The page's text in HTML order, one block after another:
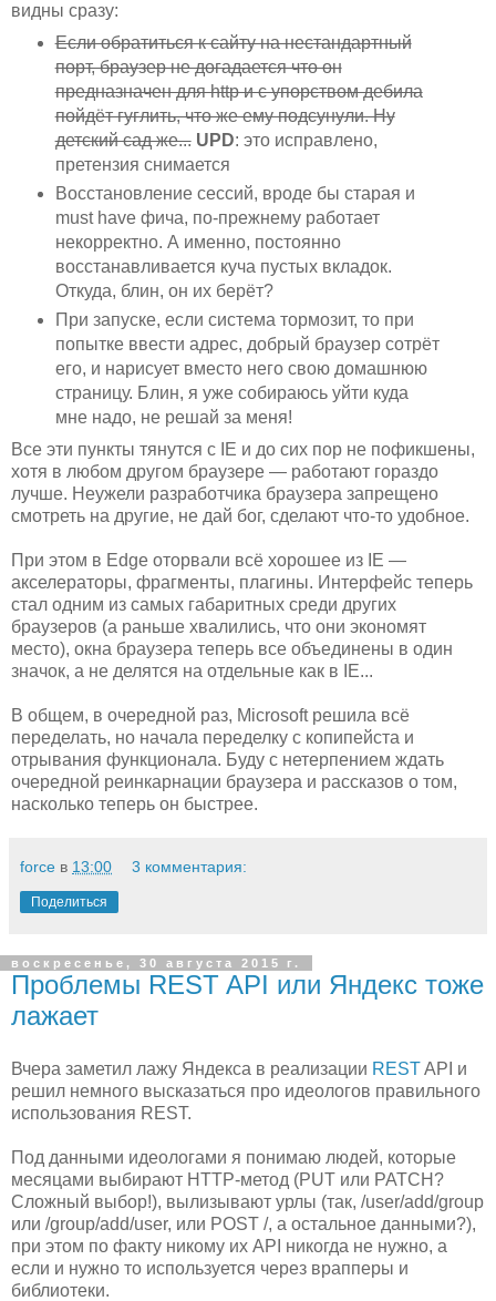
видны сразу:
Если обратиться к сайту на нестандартный
порт, браузер не догадается что он
предназначен для http и с упорством дебила
пойдёт гуглить, что же ему подсунули. Ну
детский сад же... UPD: это исправлено,
претензия снимается
Восстановление сессий, вроде бы старая и
must have фича, по-прежнему работает
некорректно. А именно, постоянно
восстанавливается куча пустых вкладок.
Откуда, блин, он их берёт?
При запуске, если система тормозит, то при
попытке ввести адрес, добрый браузер сотрёт
его, и нарисует вместо него свою домашнюю
страницу. Блин, я уже собираюсь уйти куда
мне надо, не решай за меня!
Все эти пункты тянутся с IE и до сих пор не пофикшены,
хотя в любом другом браузере — работают гораздо
лучше. Неужели разработчика браузера запрещено
смотреть на другие, не дай бог, сделают что-то удобное.
При этом в Edge оторвали всё хорошее из IE —
акселераторы, фрагменты, плагины. Интерфейс теперь
стал одним из самых габаритных среди других
браузеров (а раньше хвалились, что они экономят
место), окна браузера теперь все объединены в один
значок, а не делятся на отдельные как в IE...
В общем, в очередной раз, Microsoft решила всё
переделать, но начала переделку с копипейста и
отрывания функционала. Буду с нетерпением ждать
очередной реинкарнации браузера и рассказов о том,
насколько теперь он быстрее.
force в 13:00 3 комментария:
Поделиться
воскресенье, 30 августа 2015 г.
Проблемы REST API или Яндекс тоже
лажает
Вчера заметил лажу Яндекса в реализации RESTAPI и
решил немного высказаться про идеологов правильного
использования REST.
Под данными идеологами я понимаю людей, которые
месяцами выбирают HTTP-метод (PUT или PATCH?
Сложный выбор!), вылизывают урлы (так, /user/add/group
или /group/add/user, или POST /, а остальное данными?),
при этом по факту никому их API никогда не нужно, а
если и нужно то используется через врапперы и
библиотеки.